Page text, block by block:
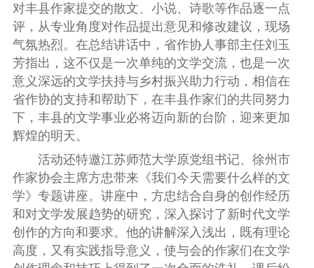
对丰县作家提交的散文、小说、诗歌等作品逐一点
评，从专业角度对作品提出意见和修改建议，现场
气氛热烈。在总结讲话中，省作协人事部主任刘玉
芳指出，这不仅是一次单纯的文学交流，也是一次
意义深远的文学扶持与乡村振兴助力行动，相信在
省作协的支持和帮助下，在丰县作家们的共同努力
下，丰县的文学事业必将迈向新的台阶，迎来更加
辉煌的明天。
活动还特邀江苏师范大学原党组书记、徐州市
作家协会主席方忠带来《我们今天需要什么样的文
学》专题讲座。讲座中，方忠结合自身的创作经历
和对文学发展趋势的研究，深入探讨了新时代文学
创作的方向和要求。他的讲解深入浅出，既有理论
高度，又有实践指导意义，使与会的作家们在文学